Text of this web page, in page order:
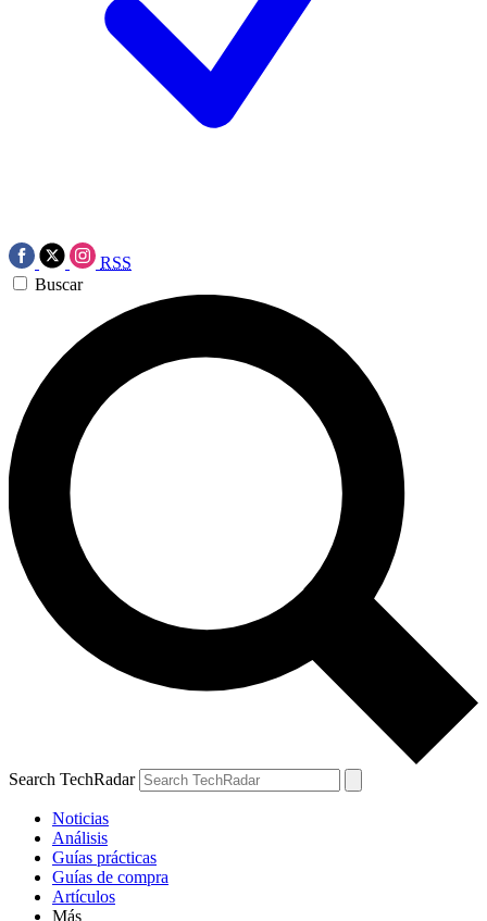
RSS
Buscar
Search TechRadar
Noticias
Análisis
Guías prácticas
Guías de compra
Artículos
Más